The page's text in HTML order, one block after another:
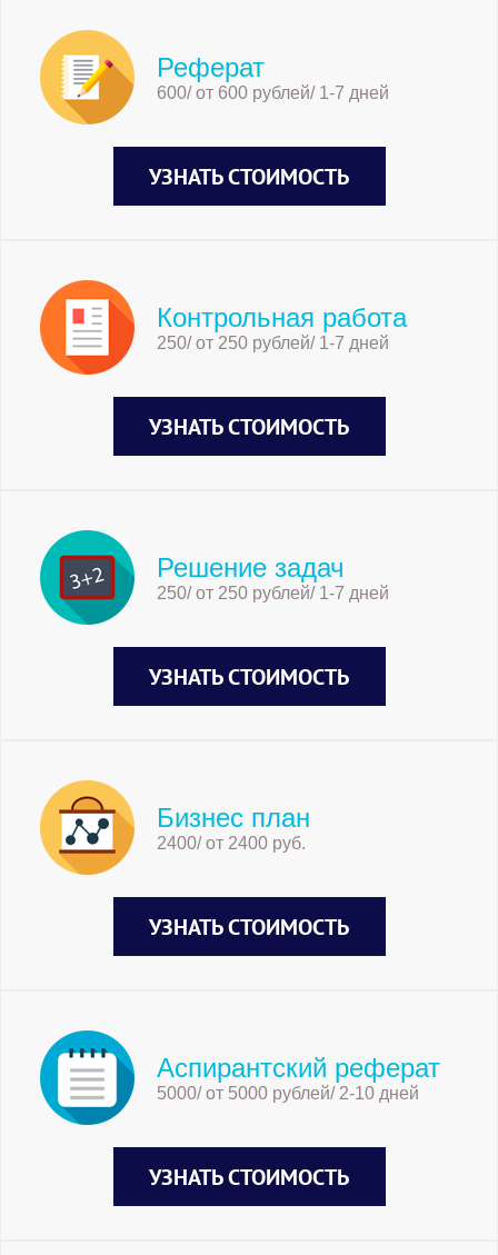
Реферат
600/ от 600 рублей/ 1-7 дней
УЗНАТЬ СТОИМОСТЬ
Контрольная работа
250/ от 250 рублей/ 1-7 дней
УЗНАТЬ СТОИМОСТЬ
Решение задач
250/ от 250 рублей/ 1-7 дней
УЗНАТЬ СТОИМОСТЬ
Бизнес план
2400/ от 2400 руб.
УЗНАТЬ СТОИМОСТЬ
Аспирантский реферат
5000/ от 5000 рублей/ 2-10 дней
УЗНАТЬ СТОИМОСТЬ